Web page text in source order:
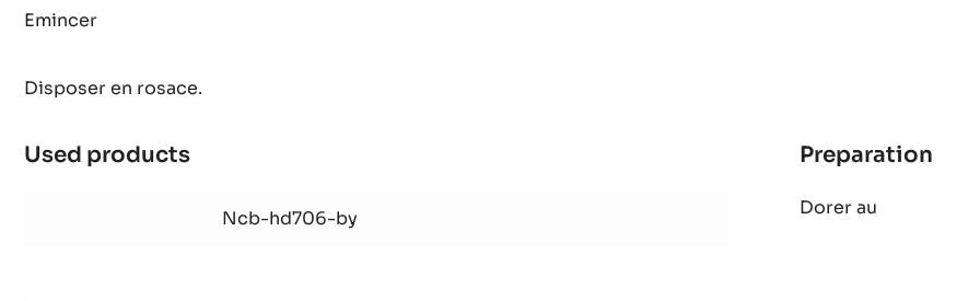
Emincer
Disposer en rosace.
Used products
maxime
Ncb-hd706-by
Preparation
Dorer au